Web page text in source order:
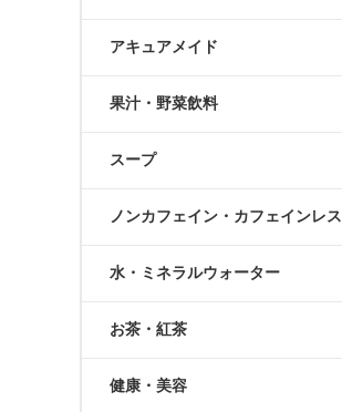
アキュアメイド
果汁・野菜飲料
スープ
ノンカフェイン・カフェインレス
水・ミネラルウォーター
お茶・紅茶
健康・美容